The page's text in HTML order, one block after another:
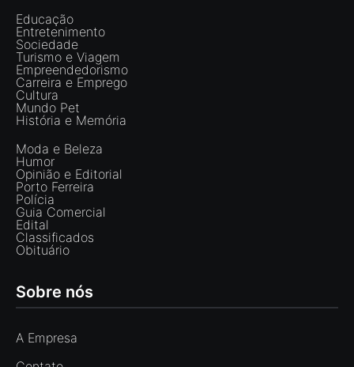
Educação
Entretenimento
Sociedade
Turismo e Viagem
Empreendedorismo
Carreira e Emprego
Cultura
Mundo Pet
História e Memória
Moda e Beleza
Humor
Opinião e Editorial
Porto Ferreira
Polícia
Guia Comercial
Edital
Classificados
Obituário
Sobre nós
A Empresa